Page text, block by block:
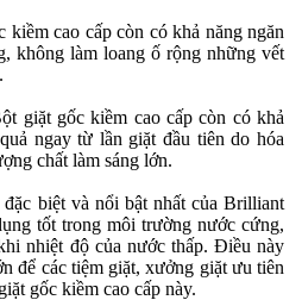
cao cấp còn có khả năng ngăn
không làm loang ố rộng những vết
giặt gốc kiềm cao cấp còn có khả
ngay từ lần giặt đầu tiên do hóa
chất làm sáng lớn.
biệt và nổi bật nhất của Brilliant
tốt trong môi trường nước cứng,
nhiệt độ của nước thấp. Điều này
để các tiệm giặt, xưởng giặt ưu tiên
gốc kiềm cao cấp này.